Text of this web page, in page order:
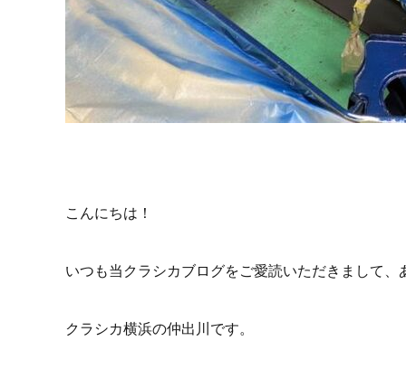
こんにちは！
いつも当クラシカブログをご愛読いただきまして、
クラシカ横浜の仲出川です。